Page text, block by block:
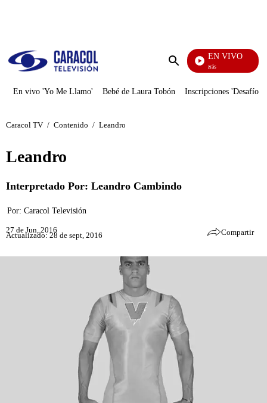
Enviar
EN VIVO
También Caerás
En vivo 'Yo Me Llamo' Bebé de Laura Tobón Inscripciones 'Desafío'
Caracol TV / Contenido / Leandro
Leandro
Interpretado Por: Leandro Cambindo
Por: Caracol Televisión
27 de Jun, 2016
Actualizado: 28 de sept, 2016 Compartir